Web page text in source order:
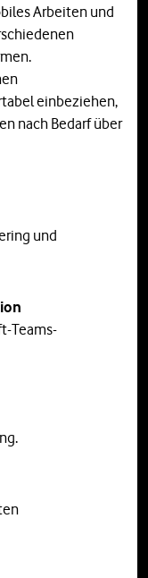
Arbeiten und
einbeziehen,
nach Bedarf über
und
Teams-